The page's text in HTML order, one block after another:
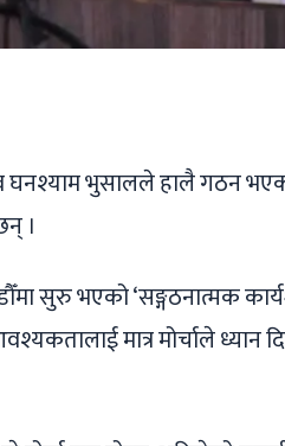
भुसालले हालै गठन
।
सुरु भएको ‘सङ्गठनात्मक
मात्र मोर्चाले ध्यान